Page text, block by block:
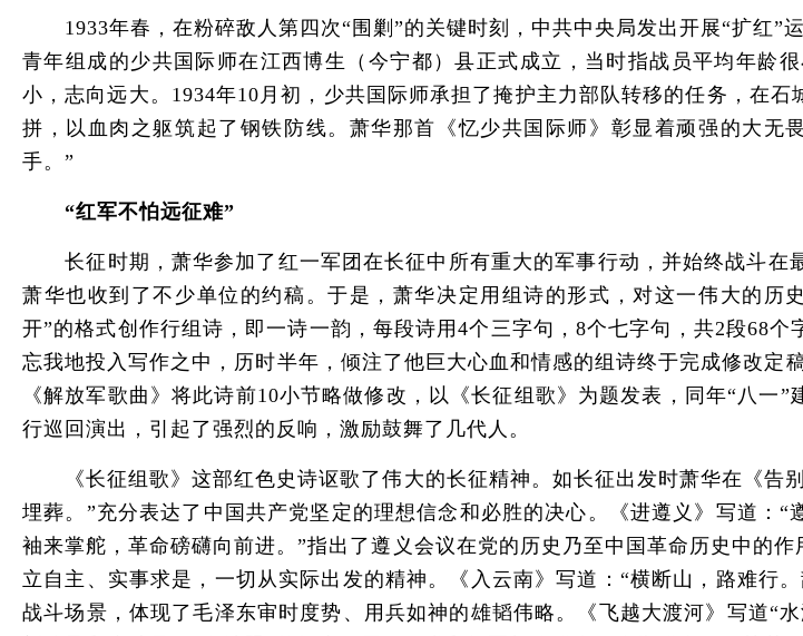
1933年春，在粉碎敌人第四次“围剿”的关键时刻，中共中央局发出开展“扩红”
青年组成的少共国际师在江西博生（今宁都）县正式成立，当时指战员平均年龄
小，志向远大。1934年10月初，少共国际师承担了掩护主力部队转移的任务，在
拼，以血肉之躯筑起了钢铁防线。萧华那首《忆少共国际师》彰显着顽强的大
手。”
“红军不怕远征难”
长征时期，萧华参加了红一军团在长征中所有重大的军事行动，并始终战斗在
萧华也收到了不少单位的约稿。于是，萧华决定用组诗的形式，对这一伟大的
开”的格式创作行组诗，即一诗一韵，每段诗用4个三字句，8个七字句，共2段68
忘我地投入写作之中，历时半年，倾注了他巨大心血和情感的组诗终于完成修改定
《解放军歌曲》将此诗前10小节略做修改，以《长征组歌》为题发表，同年“八
行巡回演出，引起了强烈的反响，激励鼓舞了几代人。
《长征组歌》这部红色史诗讴歌了伟大的长征精神。如长征出发时萧华在《告
埋葬。”充分表达了中国共产党坚定的理想信念和必胜的决心。《进遵义》写道：
袖来掌舵，革命磅礴向前进。”指出了遵义会议在党的历史乃至中国革命历史中的
立自主、实事求是，一切从实际出发的精神。《入云南》写道：“横断山，路难行
战斗场景，体现了毛泽东审时度势、用兵如神的雄韬伟略。《飞越大渡河》写道“